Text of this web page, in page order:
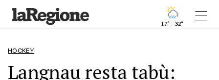
17° - 32°
HOCKEY
Langnau resta tabù: